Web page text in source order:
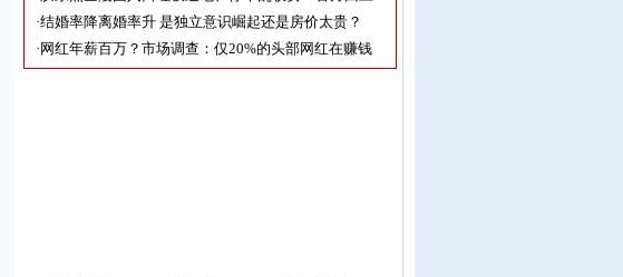
·结婚率降离婚率升 是独立意识崛起还是房价太贵？
· 网红年薪百万？市场调查：仅20%的头部网红在赚钱